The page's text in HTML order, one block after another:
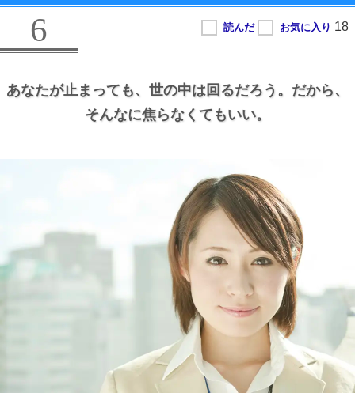
6
あなたが止まっても、 世の中は回るだろう。 だから、
そんなに焦らなくてもいい。